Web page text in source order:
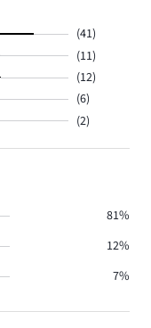
(41)
(11)
(12)
(6)
(2)
81%
12%
7%